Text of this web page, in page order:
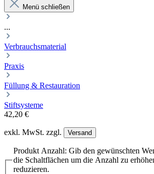
Menü schließen
...
Verbrauchsmaterial
Praxis
Füllung & Restauration
Stiftsysteme
42,20 €
exkl. MwSt. zzgl. Versand
Produkt Anzahl: Gib den gewünschten
die Schaltflächen um die Anzahl zu
reduzieren.